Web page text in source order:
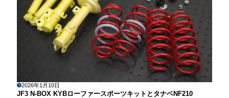
2026年1月10日
JF3 N-BOX KYBローファースポーツキットとタナベNF210